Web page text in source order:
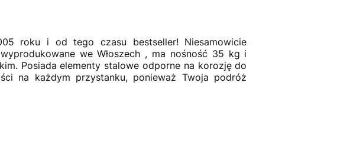
roku i od tego czasu bestseller! Niesamowicie
we Włoszech , ma nośność 35 kg i
Posiada elementy stalowe odporne na korozję do
na każdym przystanku, ponieważ Twoja podróż